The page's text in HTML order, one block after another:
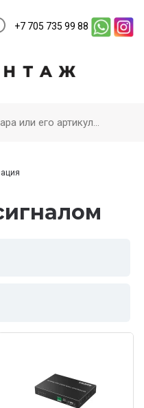
+7 705 735 99 88